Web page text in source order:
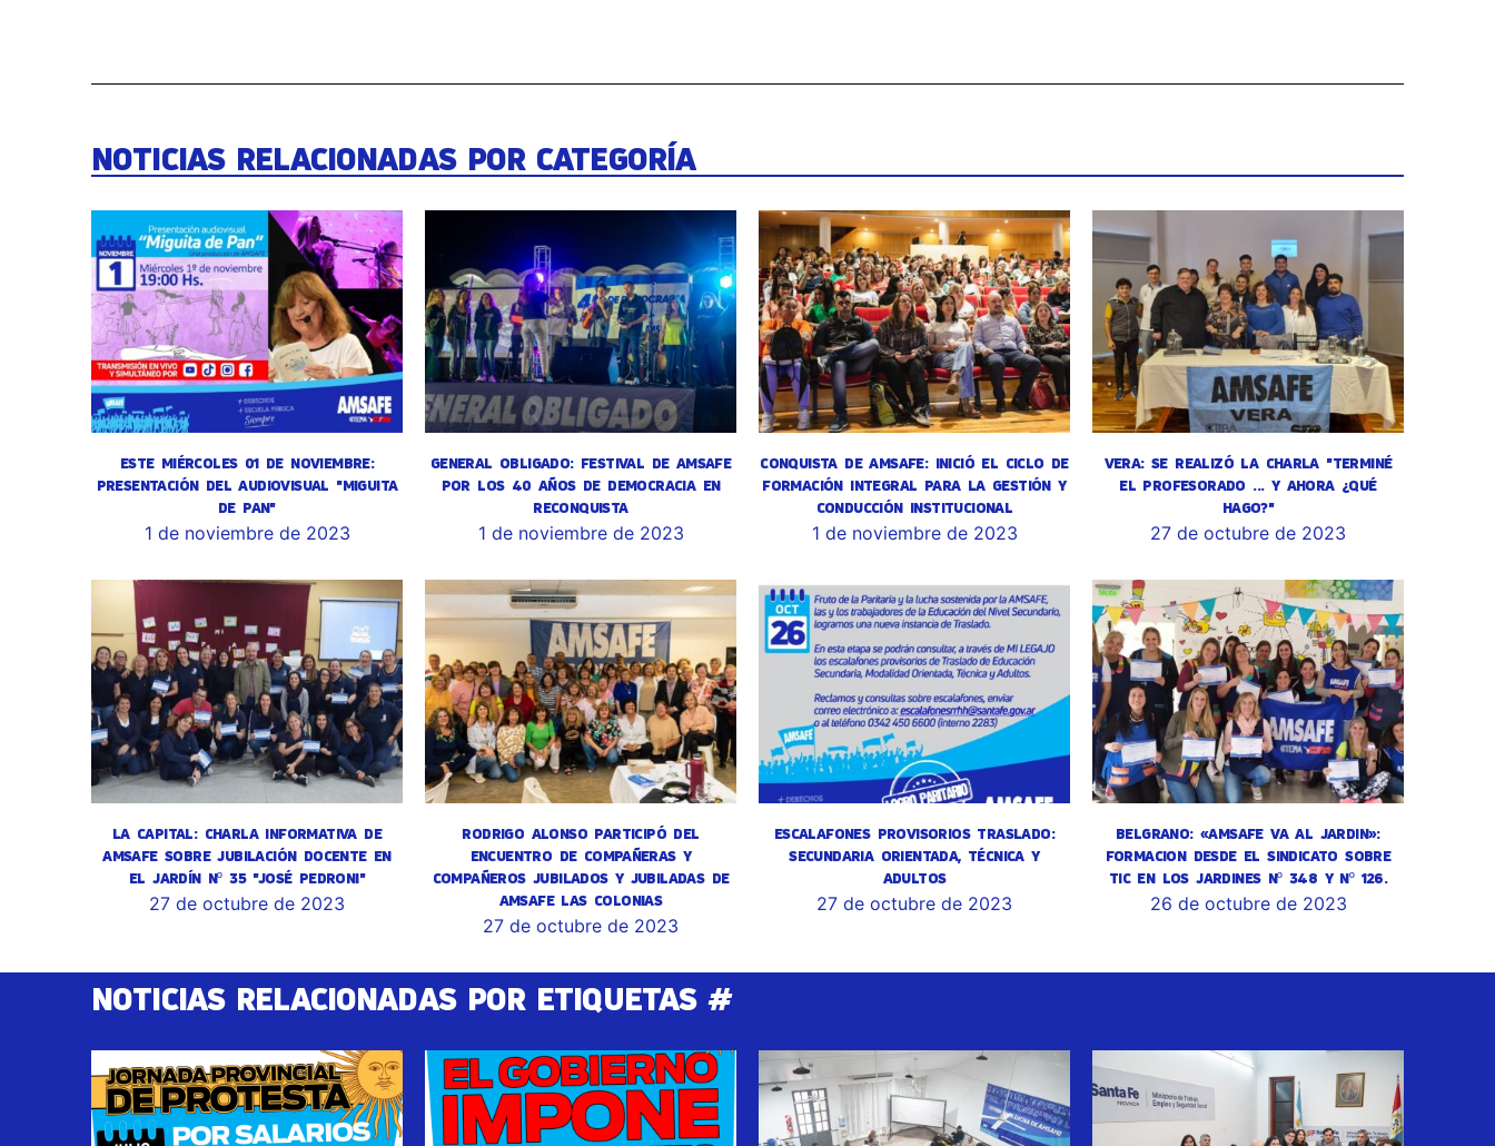
NOTICIAS RELACIONADAS POR CATEGORÍA
ESTE MIÉRCOLES 01 DE NOVIEMBRE:
PRESENTACIÓN DEL AUDIOVISUAL "MIGUITA
DE PAN"
1 de noviembre de 2023
GENERAL OBLIGADO: FESTIVAL DE AMSAFE
POR LOS 40 AÑOS DE DEMOCRACIA EN
RECONQUISTA
1 de noviembre de 2023
CONQUISTA DE AMSAFE: INICIÓ EL CICLO DE
FORMACIÓN INTEGRAL PARA LA GESTIÓN Y
CONDUCCIÓN INSTITUCIONAL
1 de noviembre de 2023
VERA: SE REALIZÓ LA CHARLA "TERMINÉ
EL PROFESORADO ... Y AHORA ¿QUÉ
HAGO?"
27 de octubre de 2023
LA CAPITAL: CHARLA INFORMATIVA DE
AMSAFE SOBRE JUBILACIÓN DOCENTE EN
EL JARDÍN Nº 35 "JOSÉ PEDRONI"
27 de octubre de 2023
RODRIGO ALONSO PARTICIPÓ DEL
ENCUENTRO DE COMPAÑERAS Y
COMPAÑEROS JUBILADOS Y JUBILADAS DE
AMSAFE LAS COLONIAS
27 de octubre de 2023
ESCALAFONES PROVISORIOS TRASLADO:
SECUNDARIA ORIENTADA, TÉCNICA Y
ADULTOS
27 de octubre de 2023
BELGRANO: «AMSAFE VA AL JARDIN»:
FORMACION DESDE EL SINDICATO SOBRE
TIC EN LOS JARDINES Nº 348 Y Nº 126.
26 de octubre de 2023
NOTICIAS RELACIONADAS POR ETIQUETAS #